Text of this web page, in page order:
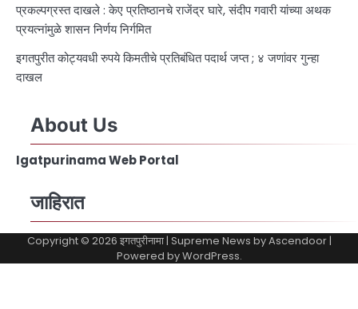
प्रकल्पग्रस्त दाखले : केए प्रतिष्ठानचे राजेंद्र घारे, संदीप गवारी यांच्या अथक
प्रयत्नांमुळे शासन निर्णय निर्गमित
इगतपुरीत कोट्यवधी रुपये किमतीचे प्रतिबंधित पदार्थ जप्त ; ४ जणांवर गुन्हा
दाखल
About Us
Igatpurinama Web Portal
जाहिरात
Copyright © 2026 इगतपुरीनामा| Supreme News byAscendoor|
Powered byWordPress.